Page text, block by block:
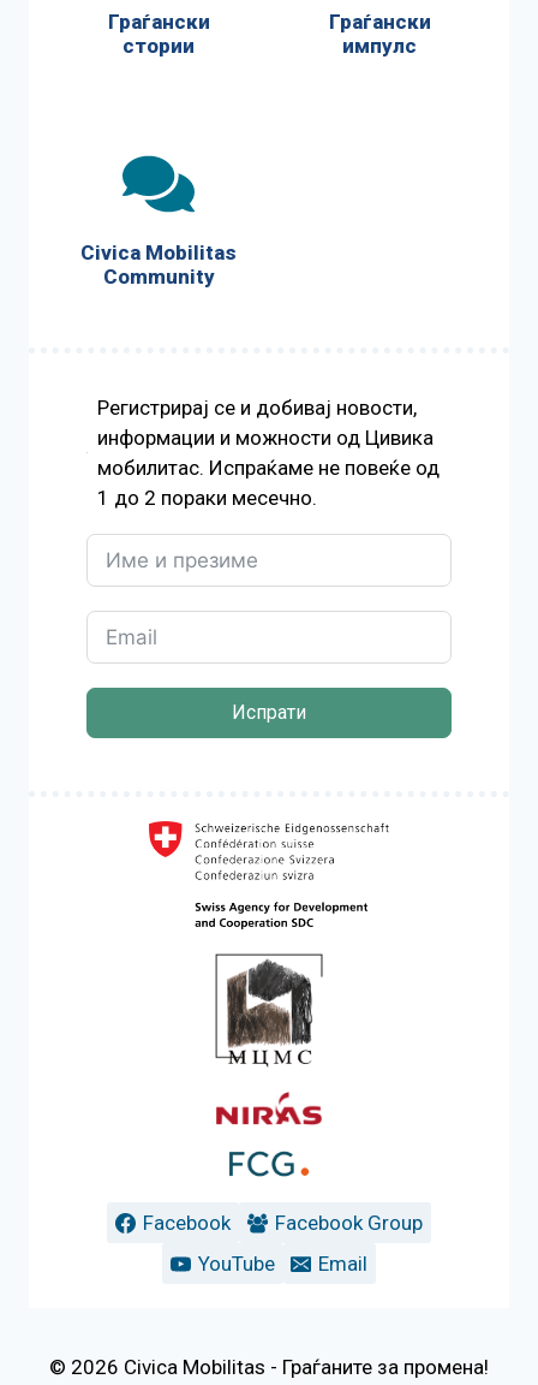
Граѓански
стории
Граѓански
импулс
Civica Mobilitas
Community
Регистрирај се и добивај новости,
информации и можности од Цивика
мобилитас. Испраќаме не повеќе од
1 до 2 пораки месечно.
Испрати
Facebook
Facebook Group
YouTube
Email
© 2026 Civica Mobilitas - Граѓаните за промена!